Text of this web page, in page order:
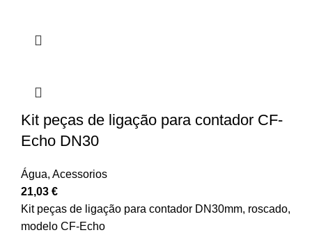
Kit peças de ligação para contador CF-
Echo DN30
Água, Acessorios
21,03 €
Kit peças de ligação para contador DN30mm, roscado,
modelo CF-Echo